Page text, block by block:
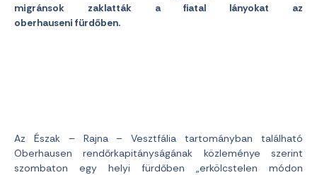
migránsok zaklatták a fiatal lányokat az
oberhauseni fürdőben.
Az Észak – Rajna – Vesztfália tartományban található
Oberhausen rendőrkapitányságának közleménye szerint
szombaton egy helyi fürdőben „erkölcstelen módon